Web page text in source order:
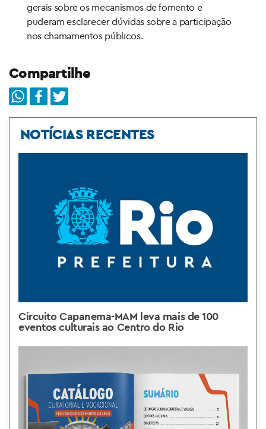
gerais sobre os mecanismos de fomento e
puderam esclarecer dúvidas sobre a participação
nos chamamentos públicos.
Compartilhe
NOTÍCIAS RECENTES
Circuito Capanema-MAM leva mais de 100
eventos culturais ao Centro do Rio